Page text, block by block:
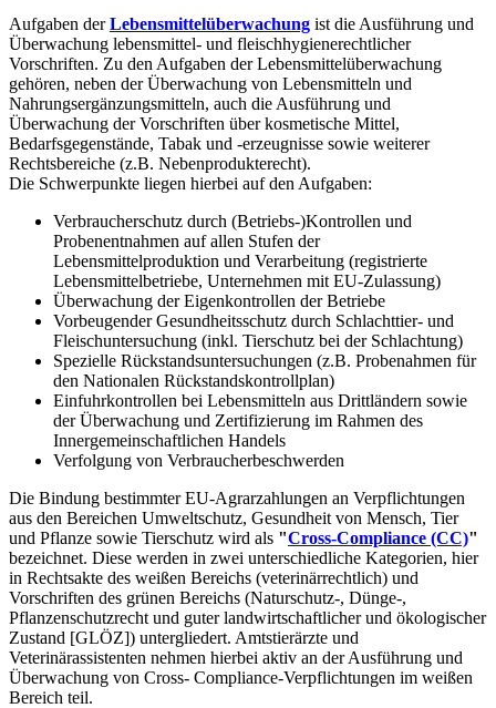
Aufgaben derLebensmittelüberwachung ist die Ausführung und
Überwachung lebensmittel- und fleischhygienerechtlicher
Vorschriften. Zu den Aufgaben der Lebensmittelüberwachung
gehören, neben der Überwachung von Lebensmitteln und
Nahrungsergänzungsmitteln, auch die Ausführung und
Überwachung der Vorschriften über kosmetische Mittel,
Bedarfsgegenstände, Tabak und -erzeugnisse sowie weiterer
Rechtsbereiche (z.B. Nebenprodukterecht).
Die Schwerpunkte liegen hierbei auf den Aufgaben:
Verbraucherschutz durch (Betriebs-)Kontrollen und
Probenentnahmen auf allen Stufen der
Lebensmittelproduktion und Verarbeitung (registrierte
Lebensmittelbetriebe, Unternehmen mit EU-Zulassung)
Überwachung der Eigenkontrollen der Betriebe
Vorbeugender Gesundheitsschutz durch Schlachttier- und
Fleischuntersuchung (inkl. Tierschutz bei der Schlachtung)
Spezielle Rückstandsuntersuchungen (z.B. Probenahmen für
den Nationalen Rückstandskontrollplan)
Einfuhrkontrollen bei Lebensmitteln aus Drittländern sowie
der Überwachung und Zertifizierung im Rahmen des
Innergemeinschaftlichen Handels
Verfolgung von Verbraucherbeschwerden
Die Bindung bestimmter EU-Agrarzahlungen an Verpflichtungen
aus den Bereichen Umweltschutz, Gesundheit von Mensch, Tier
und Pflanze sowie Tierschutz wird als "Cross-Compliance (CC)"
bezeichnet. Diese werden in zwei unterschiedliche Kategorien, hier
in Rechtsakte des weißen Bereichs (veterinärrechtlich) und
Vorschriften des grünen Bereichs (Naturschutz-, Dünge-,
Pflanzenschutzrecht und guter landwirtschaftlicher und ökologischer
Zustand [GLÖZ]) untergliedert. Amtstierärzte und
Veterinärassistenten nehmen hierbei aktiv an der Ausführung und
Überwachung von Cross- Compliance-Verpflichtungen im weißen
Bereich teil.